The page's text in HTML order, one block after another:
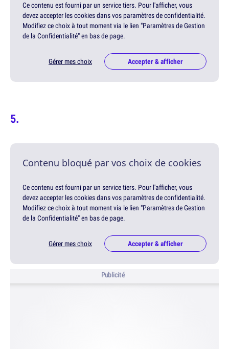
Ce contenu est fourni par un service tiers. Pour l'afficher, vous
devez accepter les cookies dans vos paramètres de confidentialité.
Modifiez ce choix à tout moment via le lien "Paramètres de Gestion
de la Confidentialité" en bas de page.
Gérer mes choix Accepter & afficher
Contenu bloqué par vos choix de cookies
Ce contenu est fourni par un service tiers. Pour l'afficher, vous
devez accepter les cookies dans vos paramètres de confidentialité.
Modifiez ce choix à tout moment via le lien "Paramètres de Gestion
de la Confidentialité" en bas de page.
Gérer mes choix Accepter & afficher
Publicité